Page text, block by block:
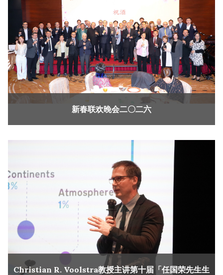
新春联欢晚会二〇二六
Christian R. Voolstra教授主讲第十届「任国荣先生生